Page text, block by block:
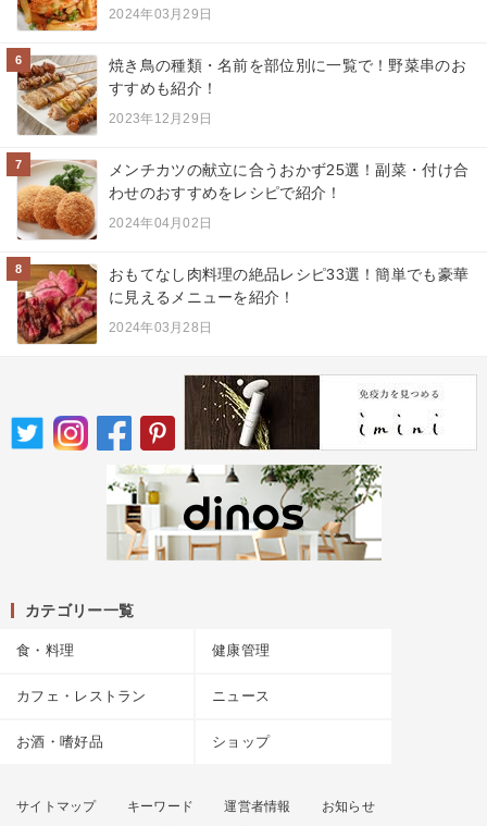
2024年03月29日
6
焼き鳥の種類・名前を部位別に一覧で！野菜串のお
すすめも紹介！
2023年12月29日
7
メンチカツの献立に合うおかず25選！副菜・付け合
わせのおすすめをレシピで紹介！
2024年04月02日
8
おもてなし肉料理の絶品レシピ33選！簡単でも豪華
に見えるメニューを紹介！
2024年03月28日
カテゴリー一覧
食・料理 健康管理
カフェ・レストラン ニュース
お酒・嗜好品 ショップ
サイトマップ キーワード 運営者情報
お知らせ